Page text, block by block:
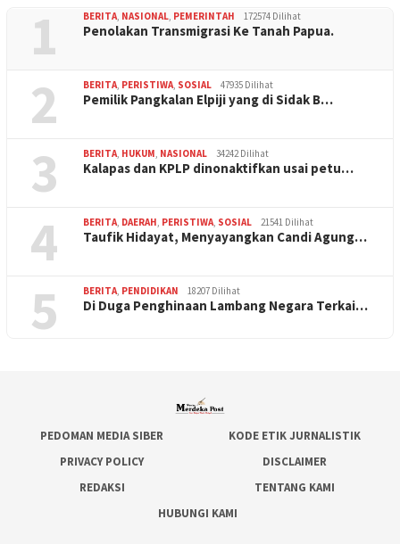
1 BERITA NASIONAL PEMERINTAH 172574 Dilihat
Penolakan Transmigrasi Ke Tanah Papua.
2 BERITA PERISTIWA SOSIAL 47935 Dilihat
Pemilik Pangkalan Elpiji yang di Sidak B…
3 BERITA HUKUM NASIONAL 34242 Dilihat
Kalapas dan KPLP dinonaktifkan usai petu…
4 BERITA DAERAH PERISTIWA SOSIAL 21541 Dilihat
Taufik Hidayat, Menyayangkan Candi Agung…
5 BERITA PENDIDIKAN 18207 Dilihat
Di Duga Penghinaan Lambang Negara Terkai…
PEDOMAN MEDIA SIBER
KODE ETIK JURNALISTIK
PRIVACY POLICY
DISCLAIMER
REDAKSI
TENTANG KAMI
HUBUNGI KAMI